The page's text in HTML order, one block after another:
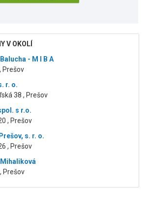
V OKOLÍ
- M I B A
Prešov
r. o.
38 , Prešov
s r.o.
, Prešov
s. r. o.
, Prešov
Prešov